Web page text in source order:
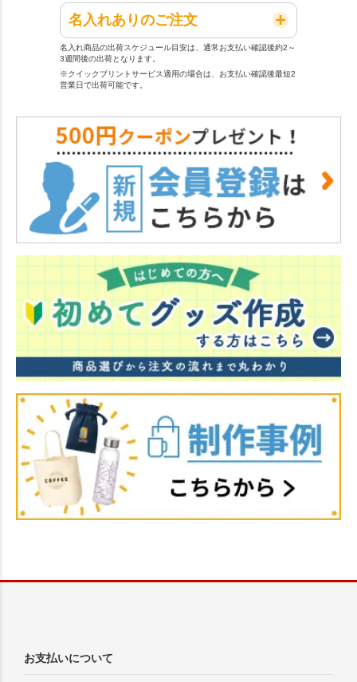
名入れありのご注文
名入れ商品の出荷スケジュール目安は、通常お支払い確認後約2～
3週間後の出荷となります。
※クイックプリントサービス適用の場合は、お支払い確認後最短2
営業日で出荷可能です。
お支払いについて